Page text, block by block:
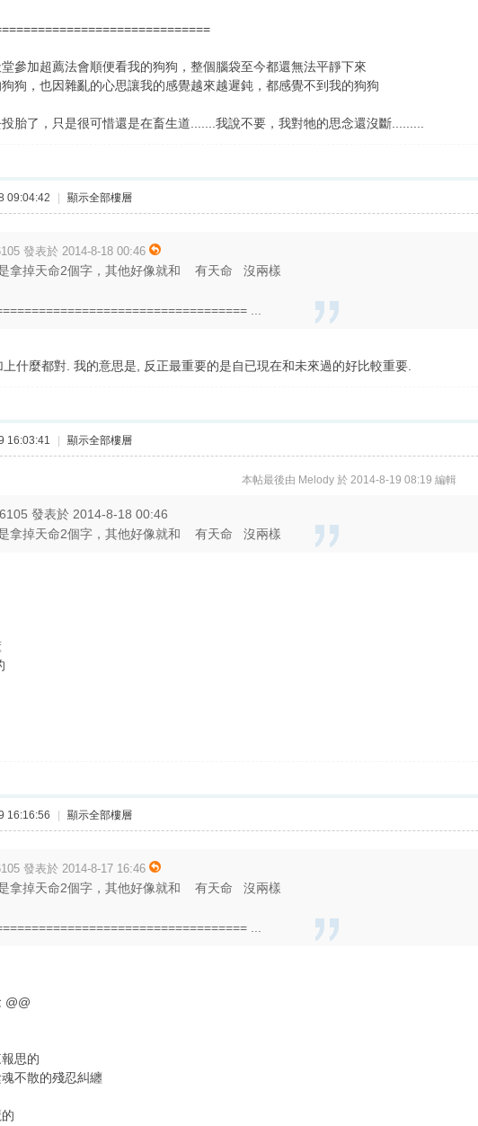
參加超薦法會順便看我的狗狗，整個腦袋至今都還無法平靜下來
狗，也因雜亂的心思讓我的感覺越來越遲鈍，都感覺不到我的狗狗
胎了，只是很可惜還是在畜生道.......我說不要，我對牠的思念還沒斷.........
09:04:42 顯示全部樓層
發表於 2014-8-18 00:46
拿掉天命2個字，其他好像就和 有天命 沒兩樣
...
什麼都對. 我的意思是, 反正最重要的是自已現在和未來過的好比較重要.
16:03:41 顯示全部樓層
本帖最後由 Melody 於 2014-8-19 08:19 編輯
發表於 2014-8-18 00:46
拿掉天命2個字，其他好像就和 有天命 沒兩樣
16:16:56 顯示全部樓層
發表於 2014-8-17 16:46
拿掉天命2個字，其他好像就和 有天命 沒兩樣
...
@@
思的
不散的殘忍糾纏